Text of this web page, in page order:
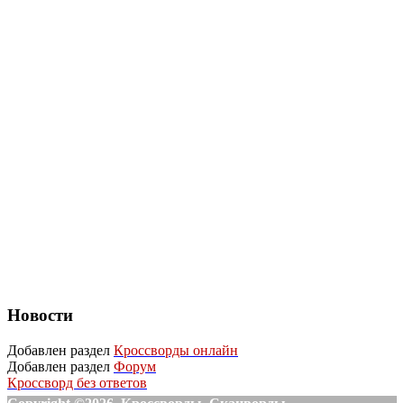
Новости
Добавлен раздел Кроссворды онлайн
Добавлен раздел Форум
Кроссворд без ответов